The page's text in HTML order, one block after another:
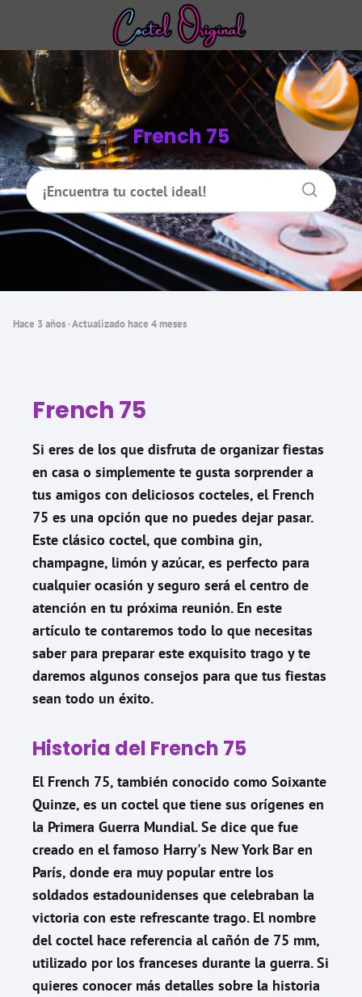
French 75
hace 3 años· Actualizado hace 4 meses
French 75
Si eres de los que disfruta de organizar fiestas
en casa o simplemente te gusta sorprender a
tus amigos con deliciosos cocteles, el French
75 es una opción que no puedes dejar pasar.
Este clásico coctel, que combina gin,
champagne, limón y azúcar, es perfecto para
cualquier ocasión y seguro será el centro de
atención en tu próxima reunión. En este
artículo te contaremos todo lo que necesitas
saber para preparar este exquisito trago y te
daremos algunos consejos para que tus fiestas
sean todo un éxito.
Historia del French 75
El French 75, también conocido como Soixante
Quinze, es un coctel que tiene sus orígenes en
la Primera Guerra Mundial. Se dice que fue
creado en el famoso Harry's New York Bar en
París, donde era muy popular entre los
soldados estadounidenses que celebraban la
victoria con este refrescante trago. El nombre
del coctel hace referencia al cañón de 75 mm,
utilizado por los franceses durante la guerra. Si
quieres conocer más detalles sobre la historia